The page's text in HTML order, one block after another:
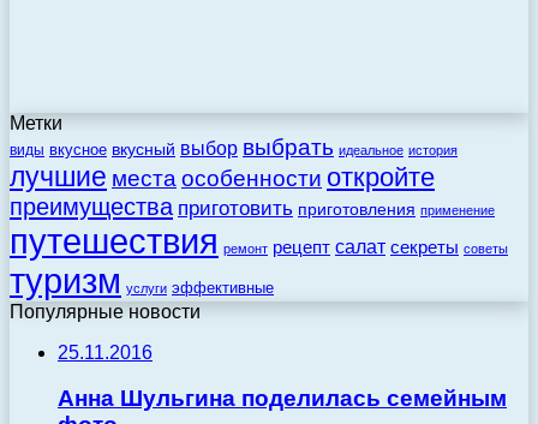
Метки
виды вкусное вкусный выбор выбрать идеальное история
лучшие места особенности откройте
преимущества приготовить приготовления применение
путешествия ремонт рецепт салат секреты советы
туризм услуги эффективные
Популярные новости
25.11.2016
Анна Шульгина поделилась семейным